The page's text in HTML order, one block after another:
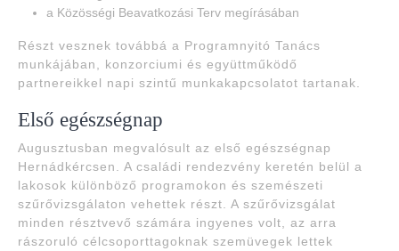
a Közösségi Beavatkozási Terv megírásában
Részt vesznek továbbá a Programnyitó Tanács
munkájában, konzorciumi és együttműködő
partnereikkel napi szintű munkakapcsolatot tartanak.
Első egészségnap
Augusztusban megvalósult az első egészségnap
Hernádkércsen. A családi rendezvény keretén belül a
lakosok különböző programokon és szemészeti
szűrővizsgálaton vehettek részt. A szűrővizsgálat
minden résztvevő számára ingyenes volt, az arra
rászoruló célcsoporttagoknak szemüvegek lettek